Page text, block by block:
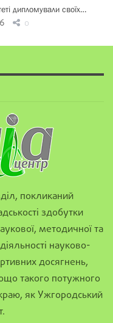
дипломували своїх…
0
покликаний
здобутки
методичної та
науково-
досягнень,
такого потужного
як Ужгородський